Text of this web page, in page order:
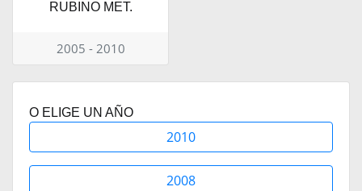
RUBINO MET.
2005 - 2010
O ELIGE UN AÑO
2010
2008